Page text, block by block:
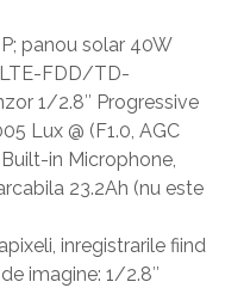
panou solar 40W
FDD/TD-
1/2.8″ Progressive
Lux @ (F1.0, AGC
in Microphone,
23.2Ah (nu este
inregistrarile fiind
imagine: 1/2.8″